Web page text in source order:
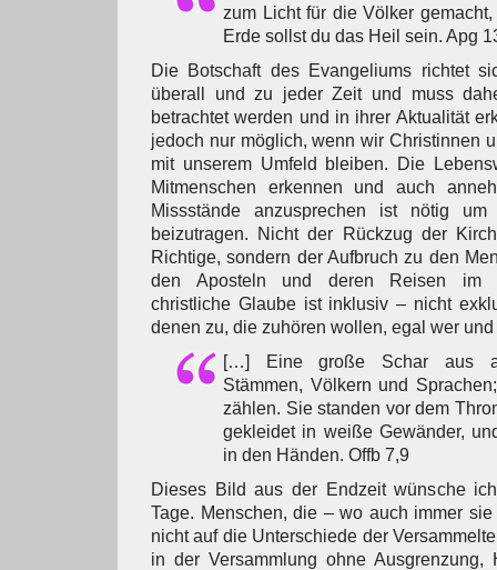
zum Licht für die Völker
Erde sollst du das Heil sein. Apg
Die Botschaft des Evangeliums richtet
überall und zu jeder Zeit und muss
betrachtet werden und in ihrer Aktualität
jedoch nur möglich, wenn wir Christinnen
mit unserem Umfeld bleiben. Die
Mitmenschen erkennen und auch
Missstände anzusprechen ist nötig
beizutragen. Nicht der Rückzug der
Richtige, sondern der Aufbruch zu den
den Aposteln und deren Reisen im
christliche Glaube ist inklusiv – nicht
denen zu, die zuhören wollen, egal wer
[…] Eine große Schar aus
Stämmen, Völkern und
zählen. Sie standen vor dem
gekleidet in weiße Gewänder,
in den Händen. Offb 7,9
Dieses Bild aus der Endzeit wünsche
Tage. Menschen, die – wo auch immer
nicht auf die Unterschiede der
in der Versammlung ohne Ausgrenzung,